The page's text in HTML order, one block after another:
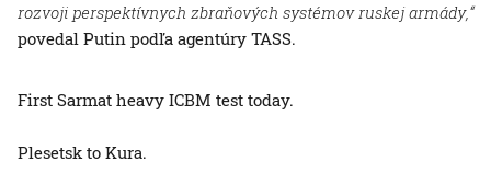
rozvoji perspektívnych zbraňových systémov ruskej armády,“
povedal Putin podľa agentúry TASS.
First Sarmat heavy ICBM test today.
Plesetsk to Kura.